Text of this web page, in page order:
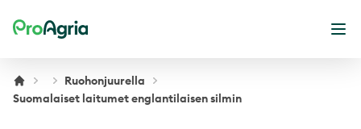
ProAgria
Ruohonjuurella
Suomalaiset laitumet englantilaisen silmin